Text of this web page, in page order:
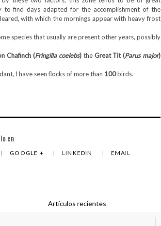
to find days adapted for the accomplishment of the
with which the mornings appear with heavy frost
species that usually are present other years, possibly
Chafinch (Fringilla coelebs)the Great Tit (Parus major)
I have seen flocks of more than 100birds.
en
GOOGLE + LINKEDIN EMAIL
Artículos recientes